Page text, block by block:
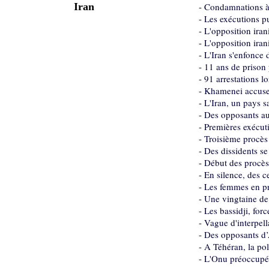
Iran
- Condamnations
- Les exécutions
- L'opposition
- L'opposition
- L'Iran s'enfonce
- 11 ans de
- 91 arrestations
- Khamenei
- L'Iran, un pays
- Des opposants
- Premières
- Troisième
- Des dissidents
- Début des
- En silence, des
- Les femmes en
- Une vingtaine
- Les bassidji,
- Vague
- Des opposants
- A Téhéran, la
- L'Onu